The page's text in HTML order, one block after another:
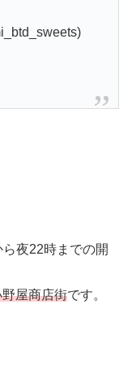
夜22時までの開
屋商店街です。